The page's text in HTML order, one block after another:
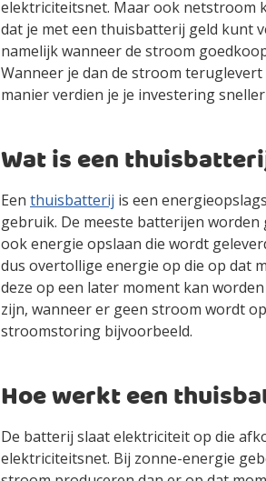
elektriciteitsnet. Maar ook netstroom
dat je met een thuisbatterij geld kunt
namelijk wanneer de stroom
Wanneer je dan de stroom
manier verdien je je investering
Wat is een
Een thuisbatterij is een
gebruik. De meeste batterijen
ook energie opslaan die wordt
dus overtollige energie op die op dat
deze op een later moment kan
zijn, wanneer er geen stroom wordt
stroomstoring bijvoorbeeld.
Hoe werkt een
De batterij slaat elektriciteit op die
elektriciteitsnet. Bij zonne-energie